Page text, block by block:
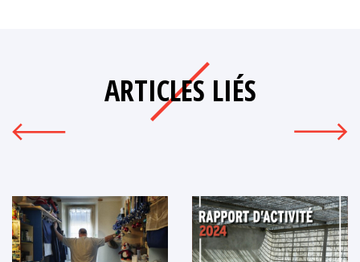
ARTICLES LIÉS